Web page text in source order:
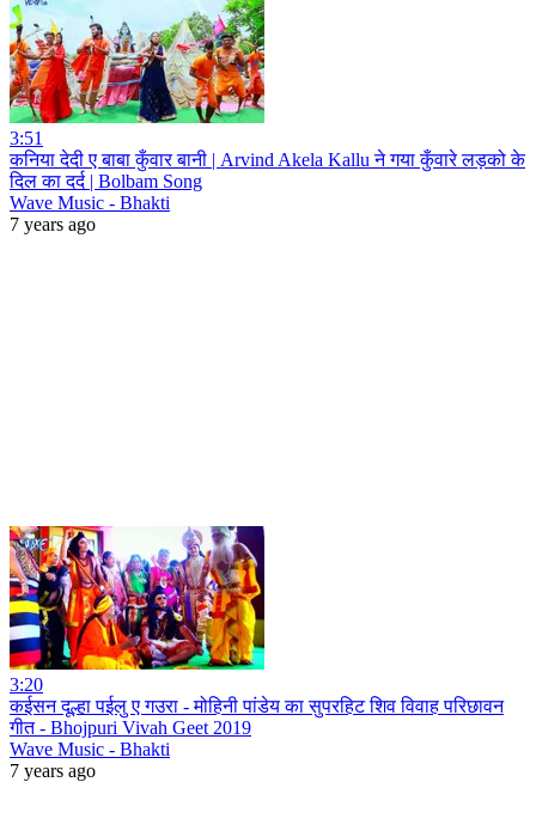
3:51
कनिया देदी ए बाबा कुँवार बानी | Arvind Akela Kallu ने गया कुँवारे लड़को के
दिल का दर्द | Bolbam Song
Wave Music - Bhakti
7 years ago
3:20
कईसन दूल्हा पईलु ए गउरा - मोहिनी पांडेय का सुपरहिट शिव विवाह परिछावन
गीत - Bhojpuri Vivah Geet 2019
Wave Music - Bhakti
7 years ago